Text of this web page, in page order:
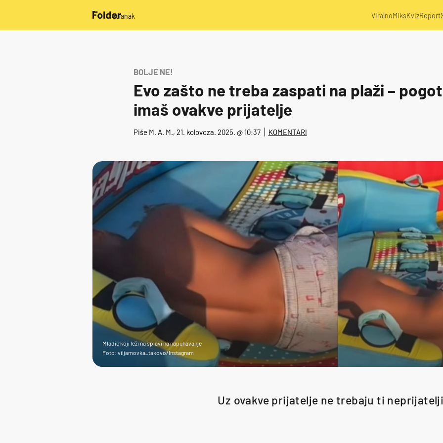
/članak ViralnoMiksKvizReport
BOLJE NE!
Evo zašto ne treba zaspati na plaži –
imaš ovakve prijatelje
Piše M. A. M., 21. kolovoza. 2025. @ 10:37 KOMENTARI
Mladić koji leži na splavi na napuhavanje
Foto: viljamovka_takovo/Instagram
Uz ovakve prijatelje ne trebaju ti